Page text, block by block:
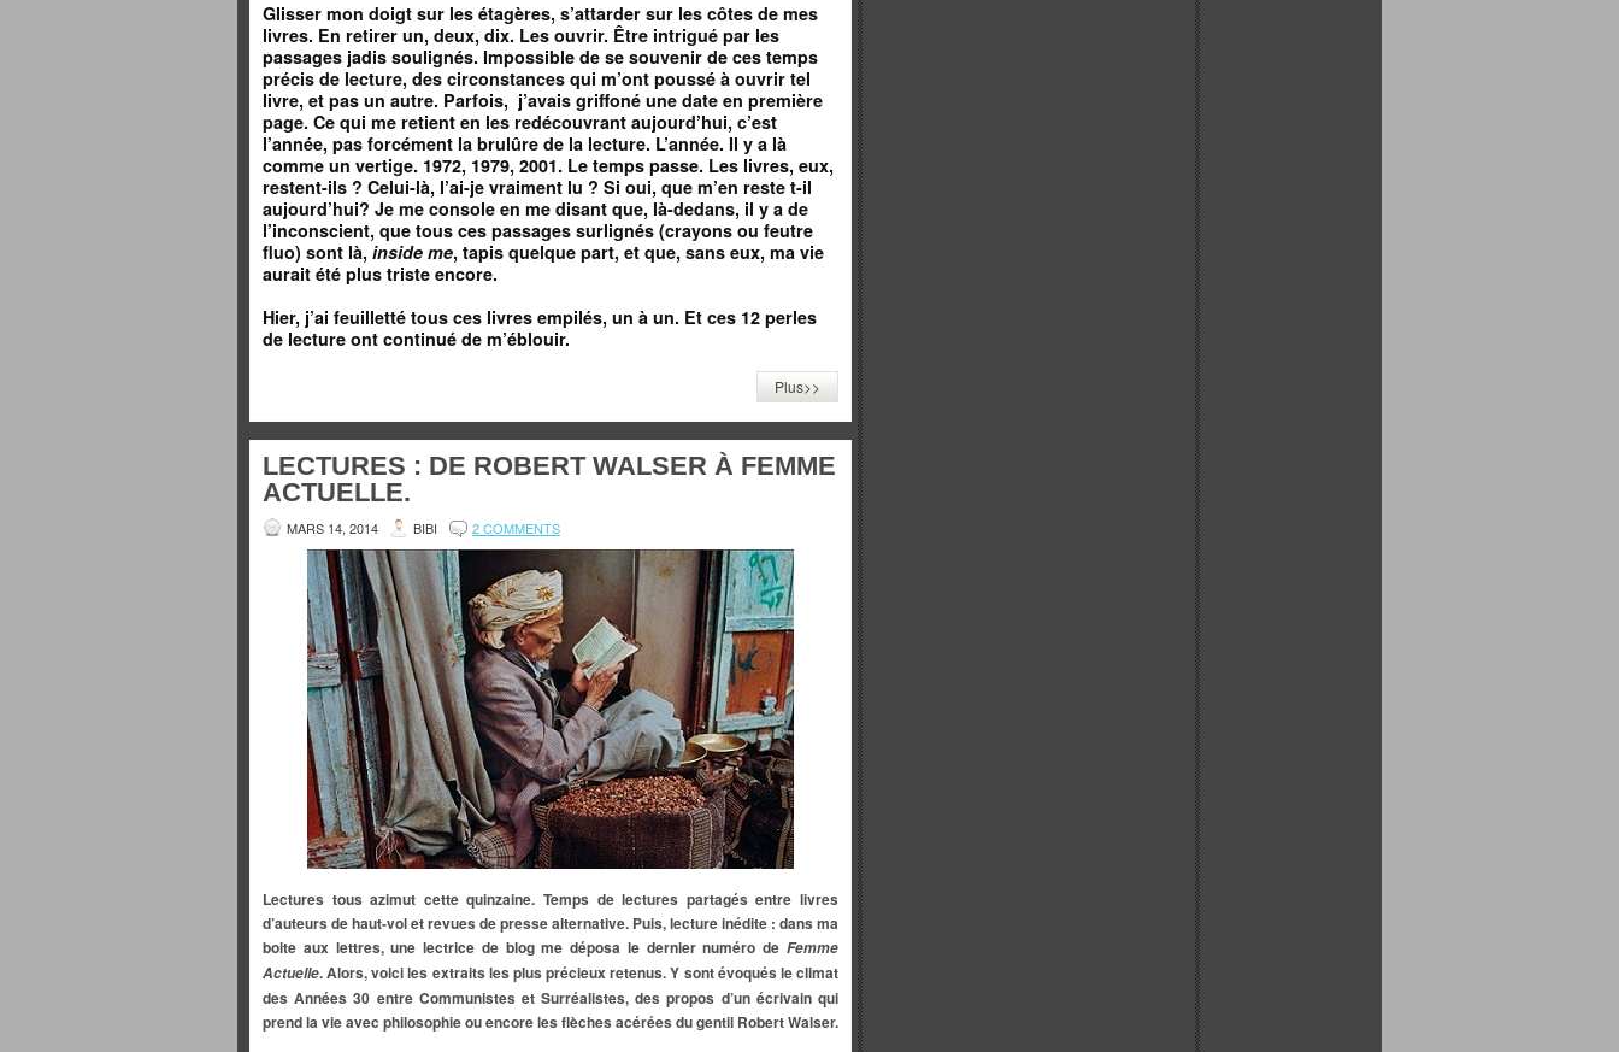
Glisser mon doigt sur les étagères, s’attarder sur les côtes de mes
livres. En retirer un, deux, dix. Les ouvrir. Être intrigué par les
passages jadis soulignés. Impossible de se souvenir de ces temps
précis de lecture, des circonstances qui m’ont poussé à ouvrir tel
livre, et pas un autre. Parfois, j’avais griffoné une date en première
page. Ce qui me retient en les redécouvrant aujourd’hui, c’est
l’année, pas forcément la brulûre de la lecture. L’année. Il y a là
comme un vertige. 1972, 1979, 2001. Le temps passe. Les livres, eux,
restent-ils ? Celui-là, l’ai-je vraiment lu ? Si oui, que m’en reste t-il
aujourd’hui? Je me console en me disant que, là-dedans, il y a de
l’inconscient, que tous ces passages surlignés (crayons ou feutre
fluo) sont là, inside me, tapis quelque part, et que, sans eux, ma vie
aurait été plus triste encore.
Hier, j’ai feuilletté tous ces livres empilés, un à un. Et ces 12 perles
de lecture ont continué de m’éblouir.
Plus>>
LECTURES : DE ROBERT WALSER À FEMME
ACTUELLE.
MARS 14, 2014 BIBI 2 COMMENTS
Lectures tous azimut cette quinzaine. Temps de lectures partagés entre livres
d’auteurs de haut-vol et revues de presse alternative. Puis, lecture inédite : dans ma
boite aux lettres, une lectrice de blog me déposa le dernier numéro de Femme
Actuelle. Alors, voici les extraits les plus précieux retenus. Y sont évoqués le climat
des Années 30 entre Communistes et Surréalistes, des propos d’un écrivain qui
prend la vie avec philosophie ou encore les flèches acérées du gentil Robert Walser.